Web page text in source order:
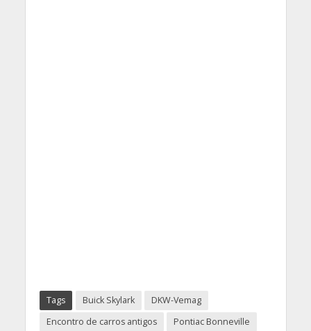
Tags Buick Skylark
DKW-Vemag
Encontro de carros antigos
Pontiac Bonneville